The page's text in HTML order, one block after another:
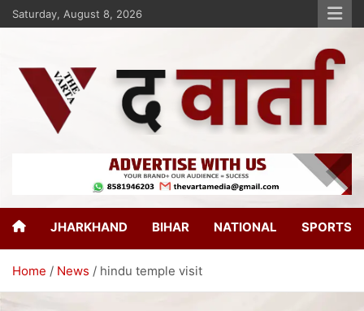
Saturday, August 8, 2026
The Varta
JHARKHAND BIHAR NATIONAL SPORTS
Home News hindu temple visit